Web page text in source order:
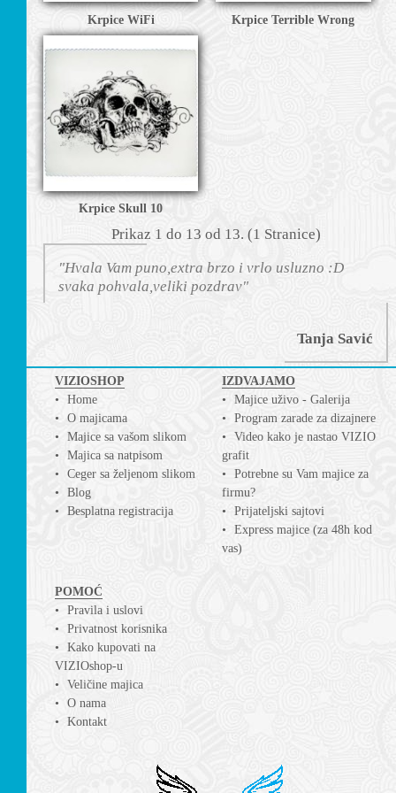
Krpice WiFi Krpice Terrible Wrong
Krpice Skull 10
Prikаz 1 do 13 оd 13. (1 Strаnicе)
"Hvala Vam puno,extra brzo i vrlo usluzno :D
svaka pohvala,veliki pozdrav"
Tanja Savić
VIZIOSHOP
Home
O majicama
Majice sa vašom slikom
Majica sa natpisom
Ceger sa željenom slikom
Blog
Besplatna registracija
IZDVAJAMO
Majice uživo - Galerija
Program zarade za dizajnere
Video kako je nastao VIZIO
grafit
Potrebne su Vam majice za
firmu?
Prijateljski sajtovi
Express majice (za 48h kod
vas)
POMOĆ
Pravila i uslovi
Privatnost korisnika
Kako kupovati na
VIZIOshop-u
Veličine majica
O nama
Kontakt